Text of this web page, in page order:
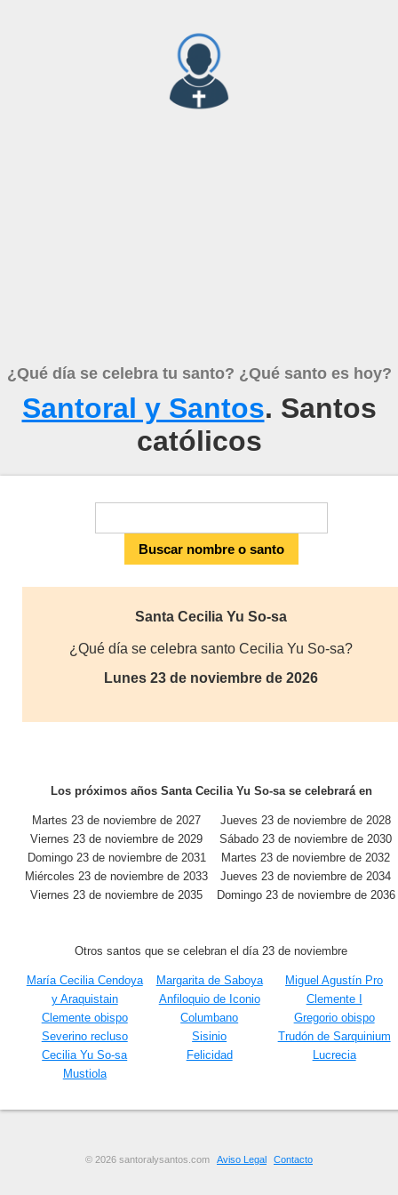
¿Qué día se celebra tu santo? ¿Qué santo es hoy?
Santoral y Santos. Santos
católicos
Santa Cecilia Yu So-sa
¿Qué día se celebra santo Cecilia Yu So-sa?
Lunes 23 de noviembre de 2026
Los próximos años Santa Cecilia Yu So-sa se celebrará en
Martes 23 de noviembre de 2027
Jueves 23 de noviembre de 2028
Viernes 23 de noviembre de 2029
Sábado 23 de noviembre de 2030
Domingo 23 de noviembre de 2031
Martes 23 de noviembre de 2032
Miércoles 23 de noviembre de 2033
Jueves 23 de noviembre de 2034
Viernes 23 de noviembre de 2035
Domingo 23 de noviembre de 2036
Otros santos que se celebran el día 23 de noviembre
María Cecilia Cendoya
y Araquistain
Margarita de Saboya
Miguel Agustín Pro
Anfiloquio de Iconio
Clemente I
Clemente obispo
Columbano
Gregorio obispo
Severino recluso
Sisinio
Trudón de Sarquinium
Cecilia Yu So-sa
Felicidad
Lucrecia
Mustiola
© 2026 santoralysantos.com Aviso Legal Contacto